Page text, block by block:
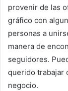
provenir de las
gráfico con
personas a
manera de
seguidores.
querido trabajar
negocio.